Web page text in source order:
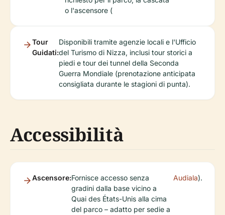
o l'ascensore (
Tour
Guidati:
Disponibili tramite agenzie locali e l'Ufficio
del Turismo di Nizza, inclusi tour storici a
piedi e tour dei tunnel della Seconda
Guerra Mondiale (prenotazione anticipata
consigliata durante le stagioni di punta).
Accessibilità
Ascensore:Fornisce accesso senza
gradini dalla base vicino a
Quai des États-Unis alla cima
del parco – adatto per sedie a
Audiala).